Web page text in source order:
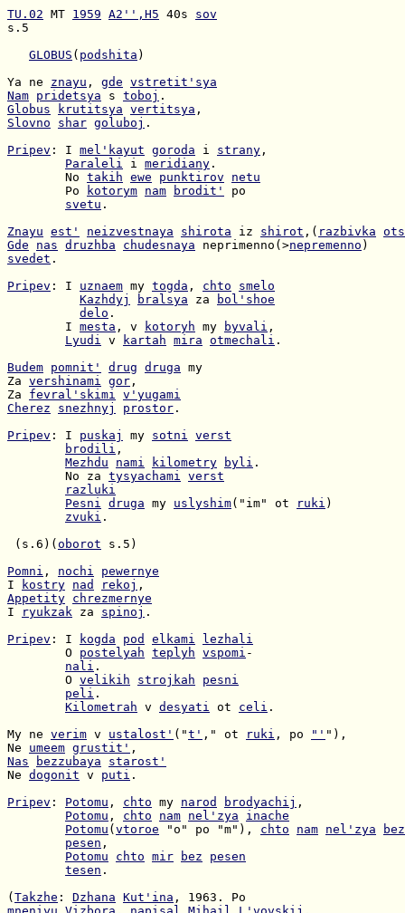
TU.02 MT 1959 A2'',H5 40s sov
s.5
GLOBUS ( podshita )
Ya ne znayu , gde vstretit'sya
Nam pridetsya s toboj
Globus
krutitsya vertitsya
Slovno
shar goluboj .
Pripev : I mel'kayut goroda i strany
Paraleli i meridiany
        No
takih ewe punktirov
netu
        Po
kotorym nam brodit'
svetu .
Znayu est' neizvestnaya shirota iz shirot ,( razbivka
Gde
nas druzhba chudesnaya neprimenno(>nepremenno
svedet .
Pripev : I uznaem my togda , chto
smelo
Kazhdyj
bralsya za
bol'shoe
delo
        I
mesta , v kotoryh my byvali
Lyudi v kartah mira otmechali .
Budem pomnit' drug druga
Za vershinami gor
Za fevral'skimi v'yugami
Cherez
snezhnyj prostor .
Pripev : I puskaj my sotni verst
brodili
Mezhdu
nami kilometry byli
        No za
tysyachami verst
razluki
Pesni druga my uslyshim("im" ot ruki
zvuki .
(s.6)( oborot s.5)
Pomni , nochi
pewernye
I
kostry nad rekoj
Appetity chrezmernye
I
ryukzak za spinoj .
Pripev : I kogda pod elkami
lezhali
        O
postelyah teplyh vspomi
nali
        O
velikih strojkah
pesni
peli
Kilometrah v desyati ot celi .
My ne verim v ustalost' ("t' ," ot ruki , po "'
Ne umeem grustit'
Nas
bezzubaya
starost'
Ne dogonit v puti .
Pripev : Potomu , chto my narod brodyachij
Potomu , chto nam nel'zya
inache
Potomu ( vtoroe "o" po "m"), chto nam nel'zya
bez
pesen
Potomu
chto mir bez
pesen
tesen .
( Takzhe : Dzhana Kut'ina